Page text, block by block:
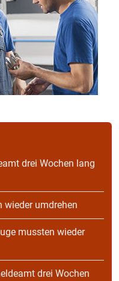
drei Wochen lang
wieder umdrehen
mussten wieder
drei Wochen